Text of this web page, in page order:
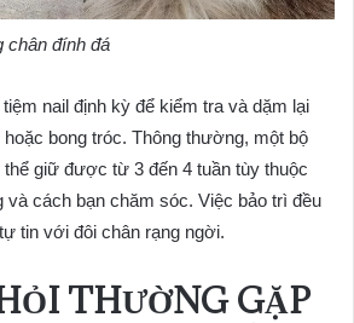
chân đính đá
nail định kỳ để kiểm tra và dặm lại
bong tróc. Thông thường, một bộ
giữ được từ 3 đến 4 tuần tùy thuộc
và cách bạn chăm sóc. Việc bảo trì đều
tin với đôi chân rạng ngời.
THƯỜNG GẶP